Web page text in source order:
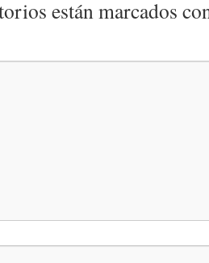
están marcados